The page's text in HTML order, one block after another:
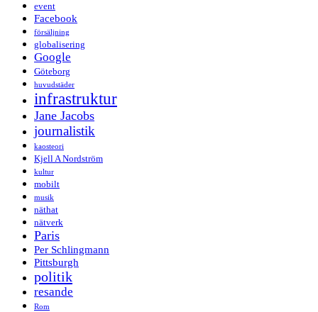
event
Facebook
försäljning
globalisering
Google
Göteborg
huvudstäder
infrastruktur
Jane Jacobs
journalistik
kaosteori
Kjell A Nordström
kultur
mobilt
musik
näthat
nätverk
Paris
Per Schlingmann
Pittsburgh
politik
resande
Rom